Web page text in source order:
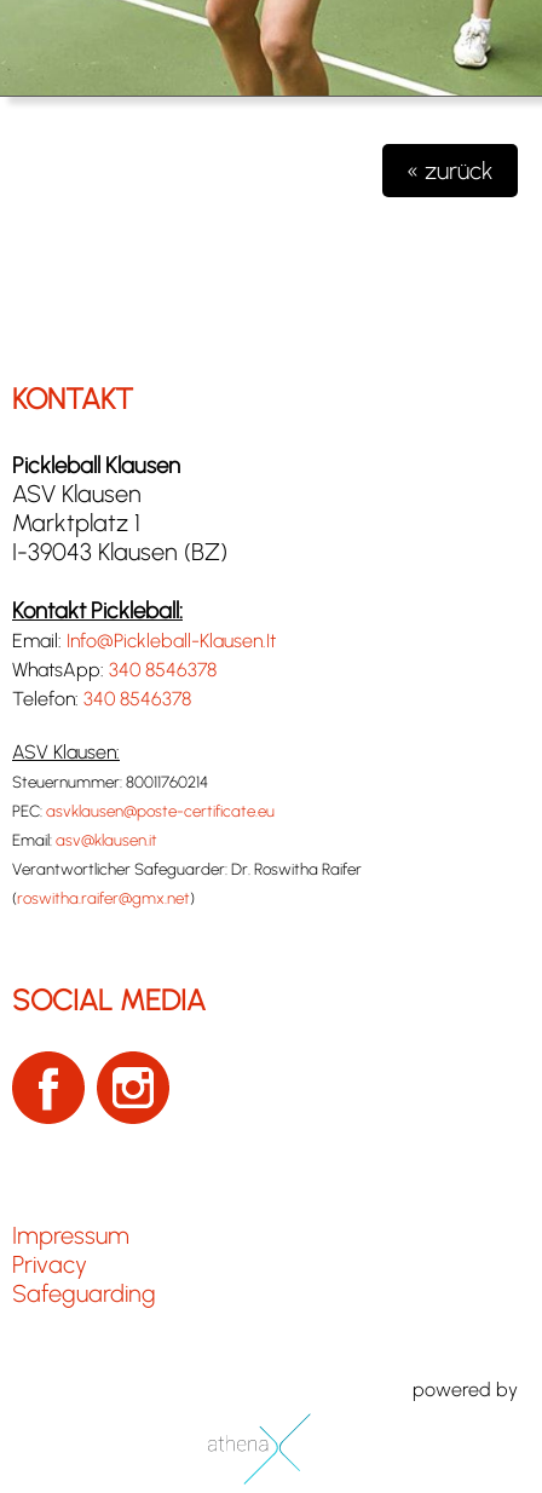
« zurück
KONTAKT
Pickleball Klausen
ASV Klausen
Marktplatz 1
I-39043 Klausen (BZ)
Kontakt Pickleball:
Email: Info@Pickleball-Klausen.It
WhatsApp: 340 8546378
Telefon: 340 8546378
ASV Klausen:
Steuernummer: 80011760214
PEC:asvklausen@poste-certificate.eu
Email:asv@klausen.it
Verantwortlicher Safeguarder: Dr. Roswitha Raifer
(roswitha.raifer@gmx.net)
SOCIAL MEDIA
Impressum
Privacy
Safeguarding
powered by